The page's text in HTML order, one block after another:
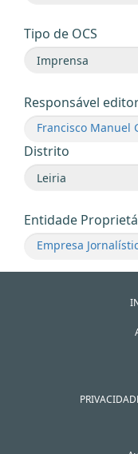
Tipo de OCS
Responsável
Francisco Manuel
Distrito
Entidade
Empresa